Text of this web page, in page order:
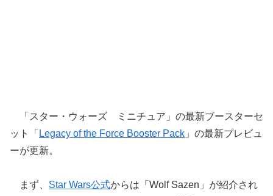
「スター・ウォーズ ミニチュア」の最新ブースターセ
ット「 Legacy of the Force Booster Pack 」の最新プレビュ
ーが更新。
まず、 Star Wars公式からは「Wolf Sazen」が紹介され